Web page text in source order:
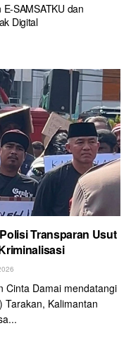
SAMSATKU dan
Digital
Transparan Usut
Cinta Damai mendatangi
Tarakan, Kalimantan